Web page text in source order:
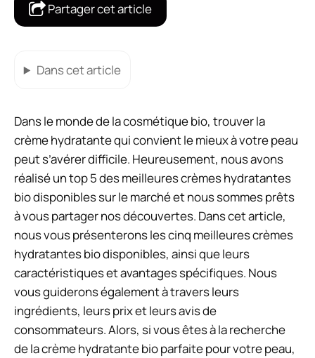
Partager cet article
Dans cet article
Dans le monde de la cosmétique bio, trouver la
crème hydratante qui convient le mieux à votre peau
peut s’avérer difficile. Heureusement, nous avons
réalisé un top 5 des meilleures crèmes hydratantes
bio disponibles sur le marché et nous sommes prêts
à vous partager nos découvertes. Dans cet article,
nous vous présenterons les cinq meilleures crèmes
hydratantes bio disponibles, ainsi que leurs
caractéristiques et avantages spécifiques. Nous
vous guiderons également à travers leurs
ingrédients, leurs prix et leurs avis de
consommateurs. Alors, si vous êtes à la recherche
de la crème hydratante bio parfaite pour votre peau,